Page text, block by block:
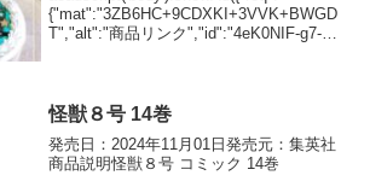
{"mat":"3ZB6HC+9CDXKI+3VVK+BWGD
T","alt":"商品リンク","id":"4eK0NIF-g7-
怪獣８号 14巻
発売日：2024年11月01日発売元：集英社
商品説明怪獣８号 コミック 14巻